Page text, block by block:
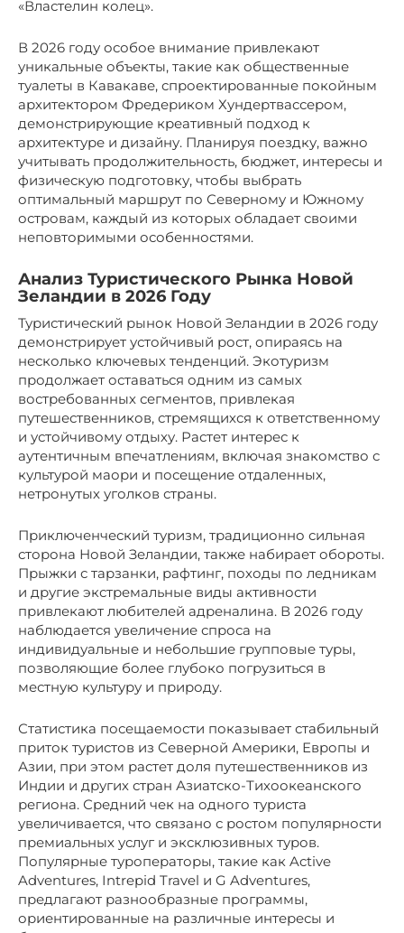
«Властелин колец».
В 2026 году особое внимание привлекают
уникальные объекты, такие как общественные
туалеты в Кавакаве, спроектированные покойным
архитектором Фредериком Хундертвассером,
демонстрирующие креативный подход к
архитектуре и дизайну. Планируя поездку, важно
учитывать продолжительность, бюджет, интересы и
физическую подготовку, чтобы выбрать
оптимальный маршрут по Северному и Южному
островам, каждый из которых обладает своими
неповторимыми особенностями.
Анализ Туристического Рынка Новой
Зеландии в 2026 Году
Туристический рынок Новой Зеландии в 2026 году
демонстрирует устойчивый рост, опираясь на
несколько ключевых тенденций. Экотуризм
продолжает оставаться одним из самых
востребованных сегментов, привлекая
путешественников, стремящихся к ответственному
и устойчивому отдыху. Растет интерес к
аутентичным впечатлениям, включая знакомство с
культурой маори и посещение отдаленных,
нетронутых уголков страны.
Приключенческий туризм, традиционно сильная
сторона Новой Зеландии, также набирает обороты.
Прыжки с тарзанки, рафтинг, походы по ледникам
и другие экстремальные виды активности
привлекают любителей адреналина. В 2026 году
наблюдается увеличение спроса на
индивидуальные и небольшие групповые туры,
позволяющие более глубоко погрузиться в
местную культуру и природу.
Статистика посещаемости показывает стабильный
приток туристов из Северной Америки, Европы и
Азии, при этом растет доля путешественников из
Индии и других стран Азиатско-Тихоокеанского
региона. Средний чек на одного туриста
увеличивается, что связано с ростом популярности
премиальных услуг и эксклюзивных туров.
Популярные туроператоры, такие как Active
Adventures, Intrepid Travel и G Adventures,
предлагают разнообразные программы,
ориентированные на различные интересы и